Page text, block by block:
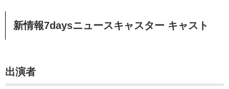
新情報7daysニュースキャスター キャスト
出演者